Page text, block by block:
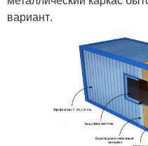
вариант.